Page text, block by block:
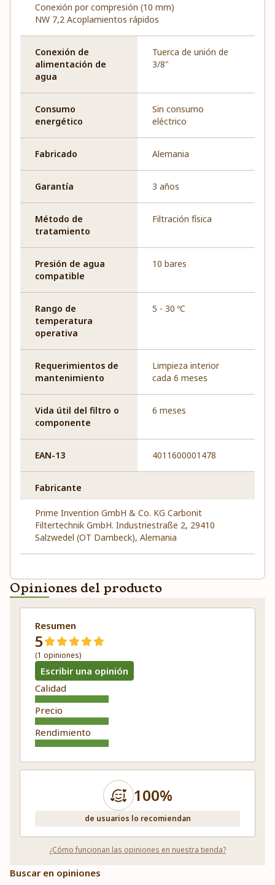
Conexión por compresión (10 mm)
NW 7,2 Acoplamientos rápidos
Conexión de
alimentación de
agua
Tuerca de unión de
3/8"
Consumo
energético
Sin consumo
eléctrico
Fabricado Alemania
Garantía 3 años
Método de
tratamiento
Filtración física
Presión de agua
compatible
10 bares
Rango de
temperatura
operativa
5 - 30 ºC
Requerimientos de
mantenimiento
Limpieza interior
cada 6 meses
Vida útil del filtro o
componente
6 meses
EAN-13 4011600001478
Fabricante
Prime Invention GmbH & Co. KG Carbonit
Filtertechnik GmbH. Industriestraße 2, 29410
Salzwedel (OT Dambeck), Alemania
Opiniones del producto
Resumen
5
(1 opiniones)
Escribir una opinión
Calidad
Precio
Rendimiento
100%
de usuarios lo recomiendan
¿Cómo funcionan las opiniones en nuestra tienda?
Buscar en opiniones